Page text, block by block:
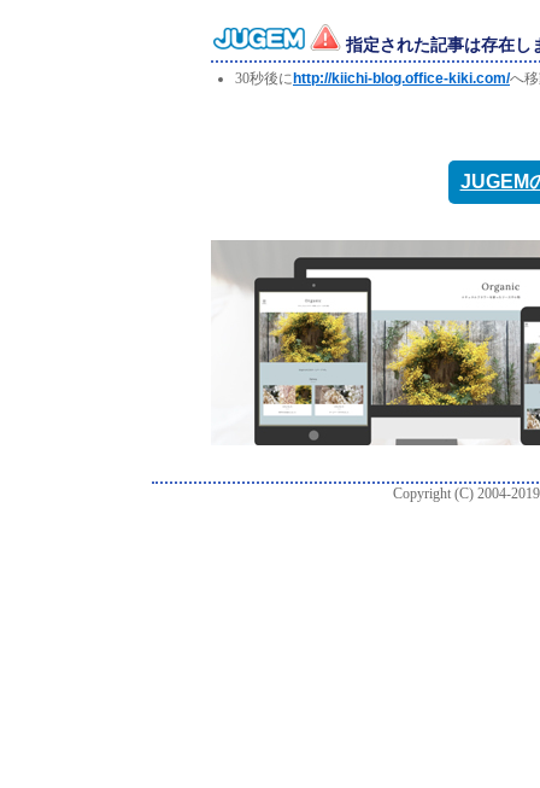
指定された記事は存在し
30秒後に http://kiichi-blog.office-kiki.com/へ
JUGEM
Copyright (C) 2004-